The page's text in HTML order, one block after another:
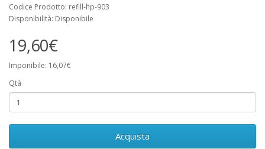
Codice Prodotto: refill-hp-903
Disponibilità: Disponibile
19,60€
Imponibile: 16,07€
Qtà
Acquista